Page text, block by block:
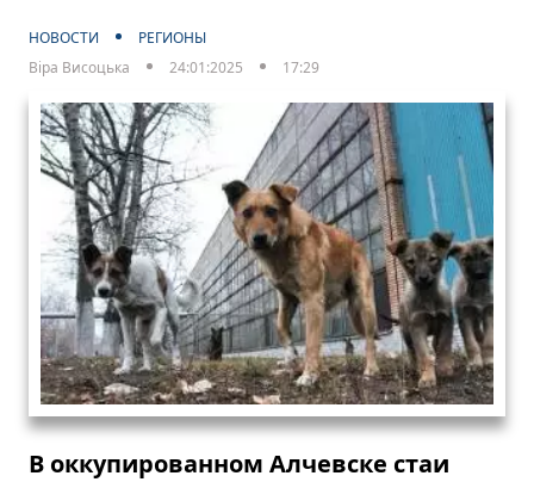
НОВОСТИ
РЕГИОНЫ
Віра Висоцька
24:01:2025 17:29
В оккупированном Алчевске стаи